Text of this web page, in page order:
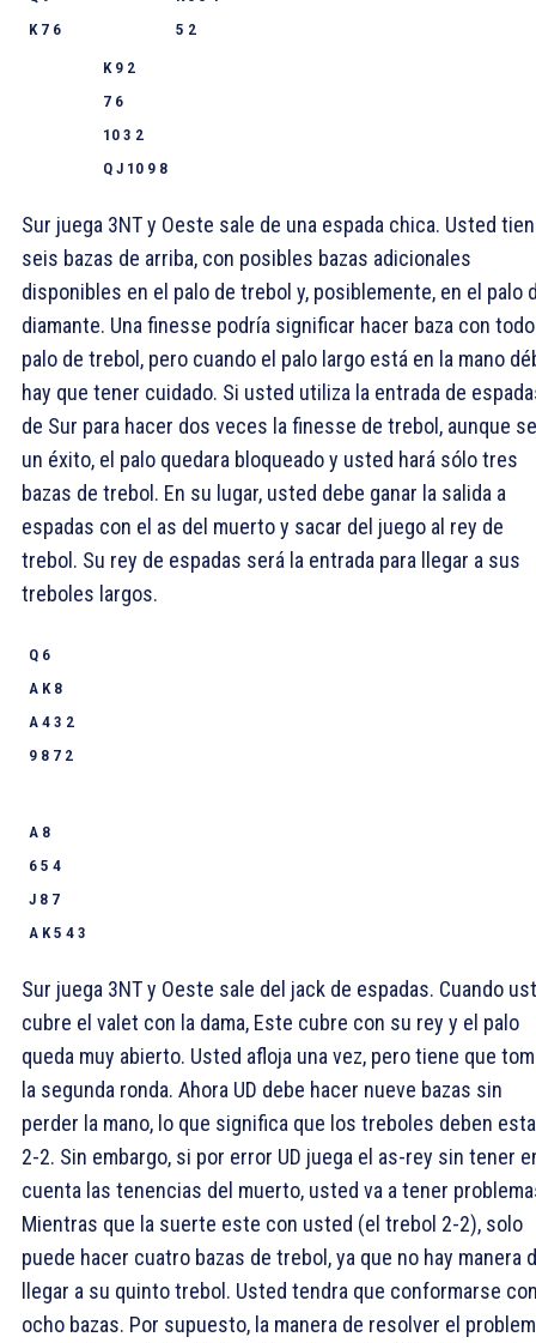
K 7 6
5 2
K 9 2
7 6
10 3 2
Q J 10 9 8
Sur juega 3NT y Oeste sale de una espada chica. Usted
seis bazas de arriba, con posibles bazas adicionales
disponibles en el palo de trebol y, posiblemente, en el palo
diamante. Una finesse podría significar hacer baza con
palo de trebol, pero cuando el palo largo está en la mano
hay que tener cuidado. Si usted utiliza la entrada de
de Sur para hacer dos veces la finesse de trebol, aunque
un éxito, el palo quedara bloqueado y usted hará sólo tres
bazas de trebol. En su lugar, usted debe ganar la salida a
espadas con el as del muerto y sacar del juego al rey de
trebol. Su rey de espadas será la entrada para llegar a sus
treboles largos.
Q 6
A K 8
A 4 3 2
9 8 7 2
A 8
6 5 4
J 8 7
A K 5 4 3
Sur juega 3NT y Oeste sale del jack de espadas. Cuando
cubre el valet con la dama, Este cubre con su rey y el palo
queda muy abierto. Usted afloja una vez, pero tiene que
la segunda ronda. Ahora UD debe hacer nueve bazas sin
perder la mano, lo que significa que los treboles deben
2-2. Sin embargo, si por error UD juega el as-rey sin tener
cuenta las tenencias del muerto, usted va a tener
Mientras que la suerte este con usted (el trebol 2-2), solo
puede hacer cuatro bazas de trebol, ya que no hay manera
llegar a su quinto trebol. Usted tendra que conformarse
ocho bazas. Por supuesto, la manera de resolver el